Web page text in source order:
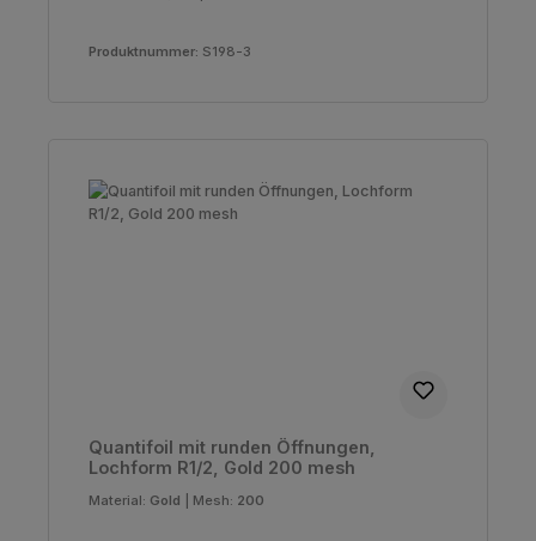
Produktnummer: S198-3
Quantifoil mit runden Öffnungen,
Lochform R1/2, Gold 200 mesh
Material: Gold Mesh: 200